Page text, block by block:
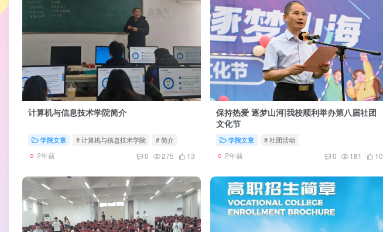
计算机与信息技术学院简介
学院文章 # 计算机与信息技术学院 # 简介
2年前 0 275 13
保持热爱 逐梦山河|我校顺利举办第八届社团
文化节
学院文章 # 社团活动
2年前 0 181 10